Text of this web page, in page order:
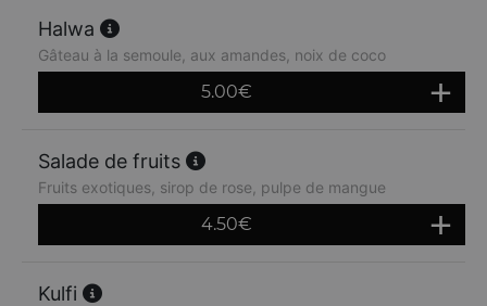
Halwa
Gâteau à la semoule, aux amandes, noix de coco
5.00€
Salade de fruits
Fruits exotiques, sirop de rose, pulpe de mangue
4.50€
Kulfi